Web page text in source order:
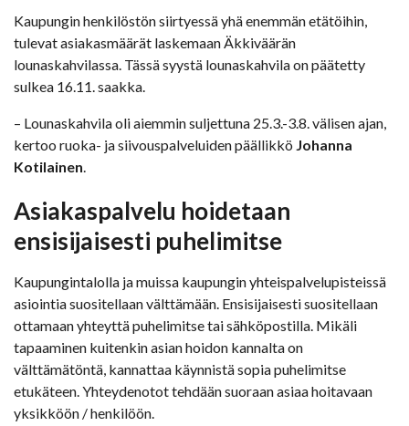
Kaupungin henkilöstön siirtyessä yhä enemmän etätöihin,
tulevat asiakasmäärät laskemaan Äkkiväärän
lounaskahvilassa. Tässä syystä lounaskahvila on päätetty
sulkea 16.11. saakka.
– Lounaskahvila oli aiemmin suljettuna 25.3.-3.8. välisen ajan,
kertoo ruoka- ja siivouspalveluiden päällikkö Johanna
Kotilainen.
Asiakaspalvelu hoidetaan
ensisijaisesti puhelimitse
Kaupungintalolla ja muissa kaupungin yhteispalvelupisteissä
asiointia suositellaan välttämään. Ensisijaisesti suositellaan
ottamaan yhteyttä puhelimitse tai sähköpostilla. Mikäli
tapaaminen kuitenkin asian hoidon kannalta on
välttämätöntä, kannattaa käynnistä sopia puhelimitse
etukäteen. Yhteydenotot tehdään suoraan asiaa hoitavaan
yksikköön / henkilöön.